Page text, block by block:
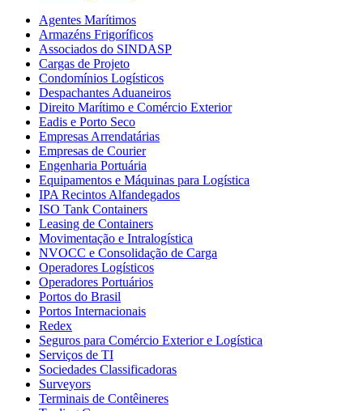
Agentes Marítimos
Armazéns Frigoríficos
Associados do SINDASP
Cargas de Projeto
Condomínios Logísticos
Despachantes Aduaneiros
Direito Marítimo e Comércio Exterior
Eadis e Porto Seco
Empresas Arrendatárias
Empresas de Courier
Engenharia Portuária
Equipamentos e Máquinas para Logística
IPA Recintos Alfandegados
ISO Tank Containers
Leasing de Containers
Movimentação e Intralogística
NVOCC e Consolidação de Carga
Operadores Logísticos
Operadores Portuários
Portos do Brasil
Portos Internacionais
Redex
Seguros para Comércio Exterior e Logística
Serviços de TI
Sociedades Classificadoras
Surveyors
Terminais de Contêineres